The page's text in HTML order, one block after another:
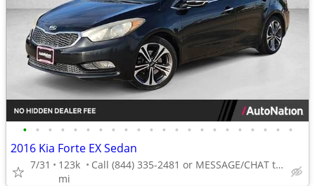
• • • • • • • • • • • • • • • • • • • • • •
2016 Kia Forte EX Sedan
7/31
123k
mi
Call (844) 335-2481 or MESSAGE/CHAT to confirm availability